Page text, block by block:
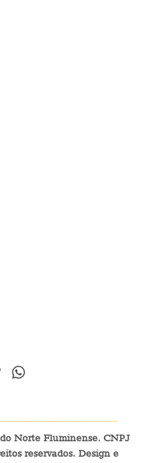
Norte Fluminense. CNPJ
reservados. Design e